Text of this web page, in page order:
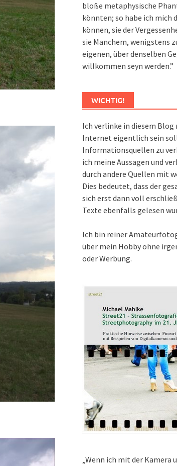
bloße metaphysische
könnten; so habe ich mich
können, sie der
sie Manchem, wenigstens
eigenen, über denselben
willkommen seyn werden.”
WICHTIG!
Ich verlinke in diesem Blog
Internet eigentlich sein
Informationsquellen zu
ich meine Aussagen und
durch andere Quellen mit
Dies bedeutet, dass der
sich erst dann voll
Texte ebenfalls gelesen
Ich bin reiner
über mein Hobby ohne
oder Werbung.
„Wenn ich mit der Kamera